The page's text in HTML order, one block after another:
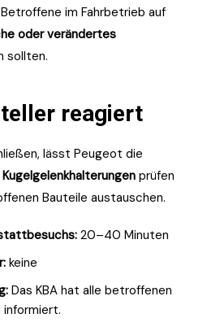
im Fahrbetrieb auf
oder verändertes
sollten.
reagiert
lässt Peugeot die
prüfen
Bauteile austauschen.
20–40 Minuten
keine
Das KBA hat alle betroffenen